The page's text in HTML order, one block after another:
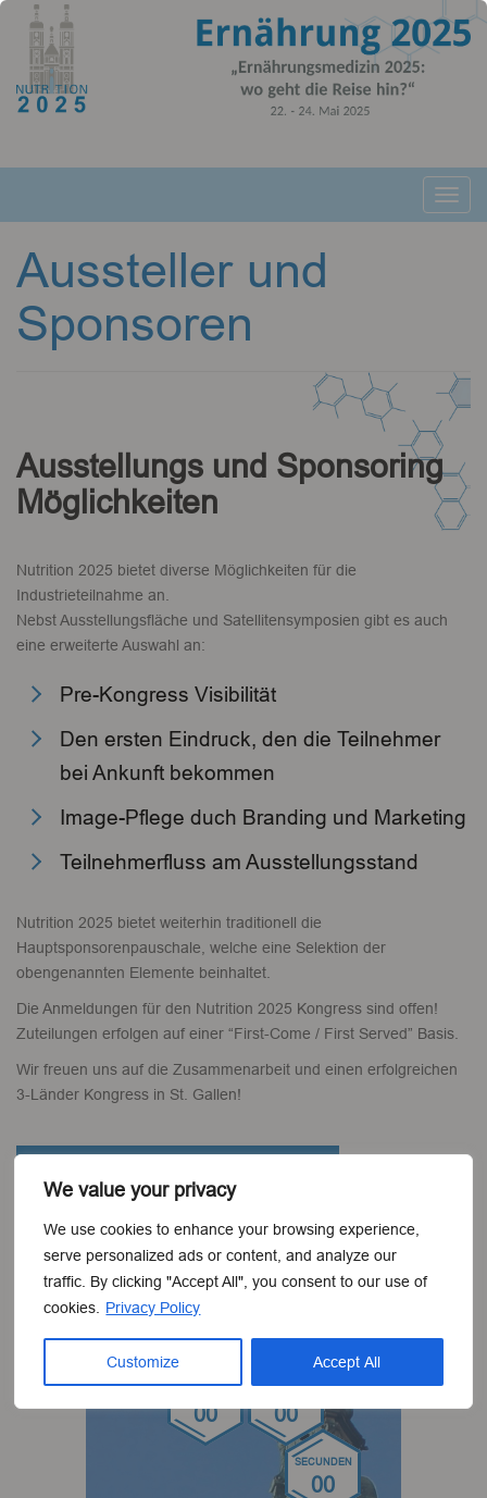
We value your privacy
We use cookies to enhance your browsing experience,
serve personalized ads or content, and analyze our
traffic. By clicking "Accept All", you consent to our use of
cookies.
Privacy Policy
Customize Accept All
Aussteller und
Sponsoren
Ausstellungs und Sponsoring
Möglichkeiten
Nutrition 2025 bietet diverse Möglichkeiten für die
Industrieteilnahme an.
Nebst Ausstellungsfläche und Satellitensymposien gibt es auch
eine erweiterte Auswahl an:
Pre-Kongress Visibilität
Den ersten Eindruck, den die Teilnehmer
bei Ankunft bekommen
Image-Pflege duch Branding und Marketing
Teilnehmerfluss am Ausstellungsstand
Nutrition 2025 bietet weiterhin traditionell die
Hauptsponsorenpauschale, welche eine Selektion der
obengenannten Elemente beinhaltet.
Die Anmeldungen für den Nutrition 2025 Kongress sind offen!
Zuteilungen erfolgen auf einer “First-Come / First Served” Basis.
Wir freuen uns auf die Zusammenarbeit und einen erfolgreichen
3-Länder Kongress in St. Gallen!
JOIN US
00
00 00
SECUNDEN
00